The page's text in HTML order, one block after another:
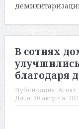
В сотнях
благодаря
Публикация:
Дата: 30 августа,